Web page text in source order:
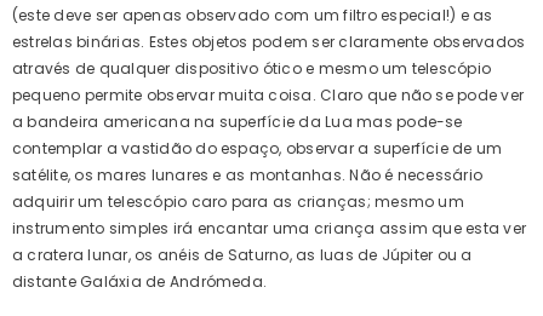
(este deve ser apenas observado com um filtro especial!) e as
estrelas binárias. Estes objetos podem ser claramente observados
através de qualquer dispositivo ótico e mesmo um telescópio
pequeno permite observar muita coisa. Claro que não se pode ver
a bandeira americana na superfície da Lua mas pode-se
contemplar a vastidão do espaço, observar a superfície de um
satélite, os mares lunares e as montanhas. Não é necessário
adquirir um telescópio caro para as crianças; mesmo um
instrumento simples irá encantar uma criança assim que esta ver
a cratera lunar, os anéis de Saturno, as luas de Júpiter ou a
distante Galáxia de Andrómeda.